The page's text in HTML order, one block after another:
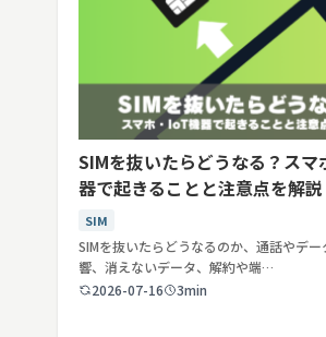
SIMを抜いたらどうなる？ス
器で起きることと注意点を解説
SIM
SIMを抜いたらどうなるのか、通話やデー
響、消えないデータ、解約や端…
2026-07-16
3min